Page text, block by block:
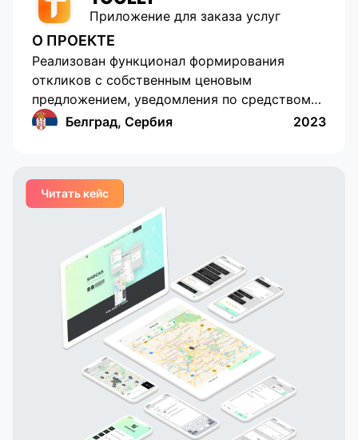
Приложение для заказа услуг
О ПРОЕКТЕ
Реализован функционал формирования
откликов с собственным ценовым
предложением, уведомления по средством
push-уведомлений, возможность выставить
Локаничный дизайн, понятный интерфейс,
удобная и функциональная
административная часть для корпоративных
клиентов, удобная система взаиморасчетов
и встроенная аналитика - все это создает
революцию на Сербском рынке it-сервисов.
Белград, Сербия 2023
Читать кейс